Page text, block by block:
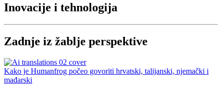
Inovacije i tehnologija
Zadnje iz žablje perspektive
Kako je Humanfrog počeo govoriti hrvatski, talijanski, njemački i
mađarski